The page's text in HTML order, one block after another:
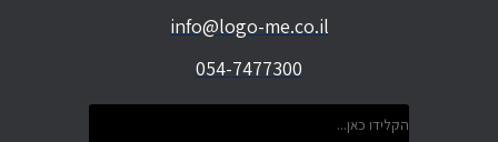
info@logo-me.co.il
054-7477300